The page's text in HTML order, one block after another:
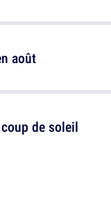
août
de soleil